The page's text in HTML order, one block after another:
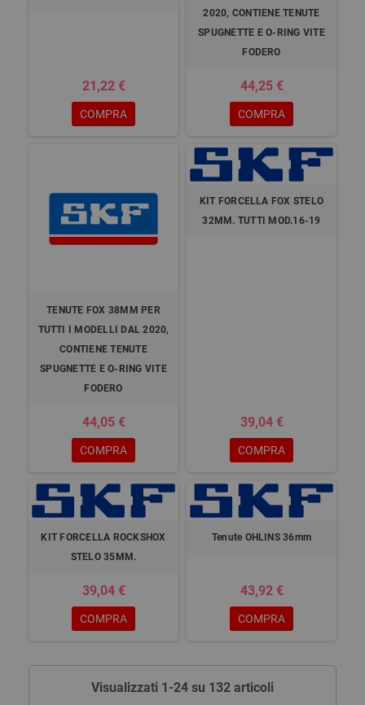
21,22 €
COMPRA
2020, CONTIENE TENUTE
SPUGNETTE E O-RING VITE
FODERO
44,25 €
COMPRA
TENUTE FOX 38MM PER
TUTTI I MODELLI DAL 2020,
CONTIENE TENUTE
SPUGNETTE E O-RING VITE
FODERO
44,05 €
COMPRA
KIT FORCELLA FOX STELO
32MM. TUTTI MOD.16-19
39,04 €
COMPRA
KIT FORCELLA ROCKSHOX
STELO 35MM.
39,04 €
COMPRA
Tenute OHLINS 36mm
43,92 €
COMPRA
Visualizzati 1-24 su 132 articoli